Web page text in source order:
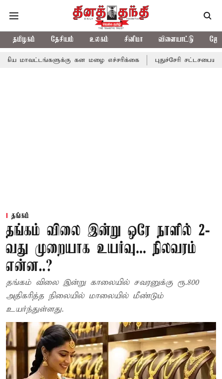
தமிழகம் தேசியம் உலகம் சினிமா விளையாட்டு
கன மழை எச்சரிக்கை புதுச்சேரி சட்டசபையில் வரும்
தங்கம்
தங்கம் விலை இன்று ஒரே நாளில் 2-
வது முறையாக உயர்வு... நிலவரம்
என்ன..?
தங்கம் விலை இன்று காலையில் சவரனுக்கு ரூ.800
அதிகரித்த நிலையில் மாலையில் மீண்டும்
உயர்ந்துள்ளது.